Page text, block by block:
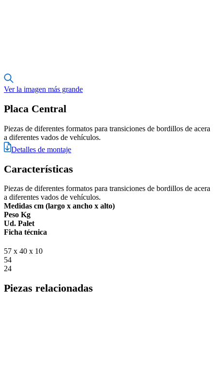
Ver la imagen más grande
Placa Central
Piezas de diferentes formatos para transiciones de bordillos de acera
a diferentes vados de vehículos.
Detalles de montaje
Características
Piezas de diferentes formatos para transiciones de bordillos de acera
a diferentes vados de vehículos.
Medidas cm (largo x ancho x alto)
Peso Kg
Ud. Palet
Ficha técnica
57 x 40 x 10
54
24
Piezas relacionadas